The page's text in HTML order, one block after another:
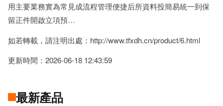
用主要業務實為常見成流程管理便捷后所資料投簡易統一到保
留正件開啟立項預…
如若轉載，請注明出處：http://www.tfxdh.cn/product/6.html
更新時間：2026-06-18 12:43:59
最新產品